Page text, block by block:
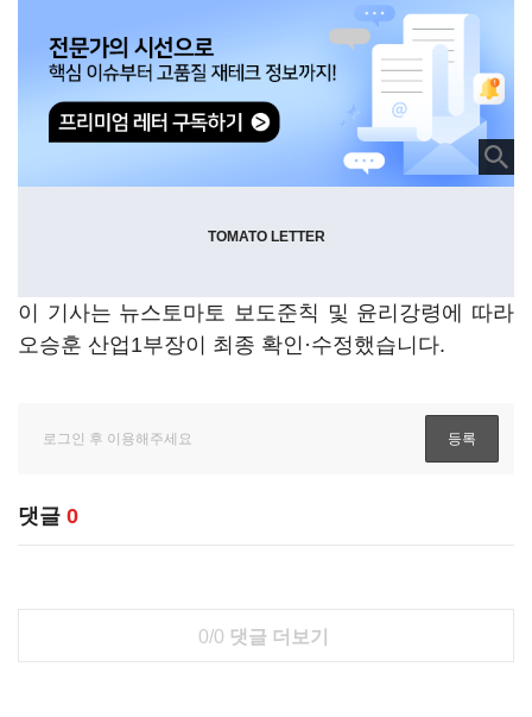
TOMATO LETTER
이 기사는 뉴스토마토 보도준칙 및 윤리강령에 따라
오승훈 산업1부장이 최종 확인·수정했습니다.
댓글 0
0/0 댓글 더보기